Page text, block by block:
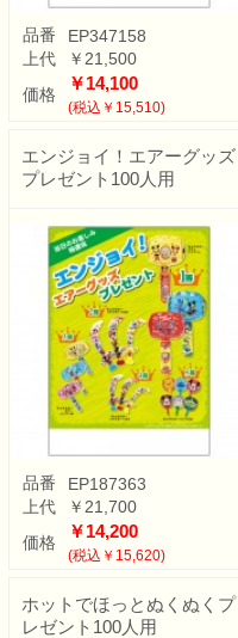
品番
EP347158
上代
￥21,500
価格
￥14,100
(税込￥15,510)
エンジョイ！エアーグッズ
プレゼント100人用
品番
EP187363
上代
￥21,700
価格
￥14,200
(税込￥15,620)
ホットでほっとぬくぬくプ
レゼント100人用